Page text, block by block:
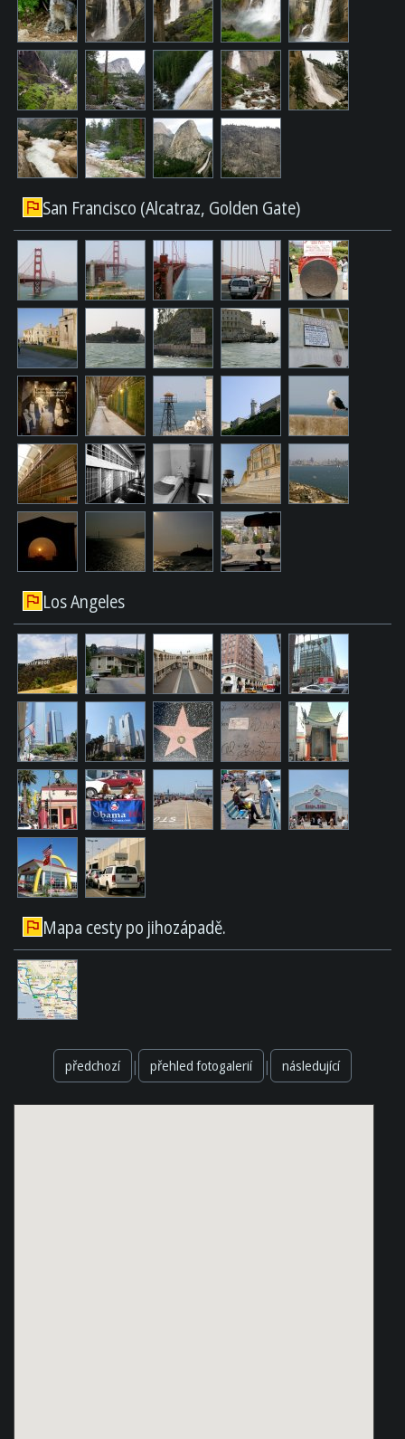
San Francisco (Alcatraz, Golden Gate)
Los Angeles
Mapa cesty po jihozápadě.
předchozí | přehled fotogalerií | následující